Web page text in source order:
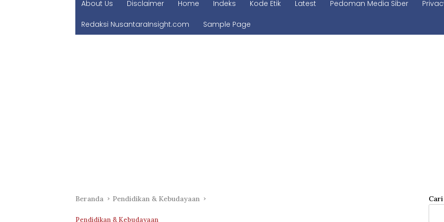
About Us Disclaimer Home Indeks Kode Etik Latest Pedoman Media Siber
Redaksi NusantaraInsight.com Sample Page
Beranda Pendidikan & Kebudayaan
Pendidikan & Kebudayaan
Cari